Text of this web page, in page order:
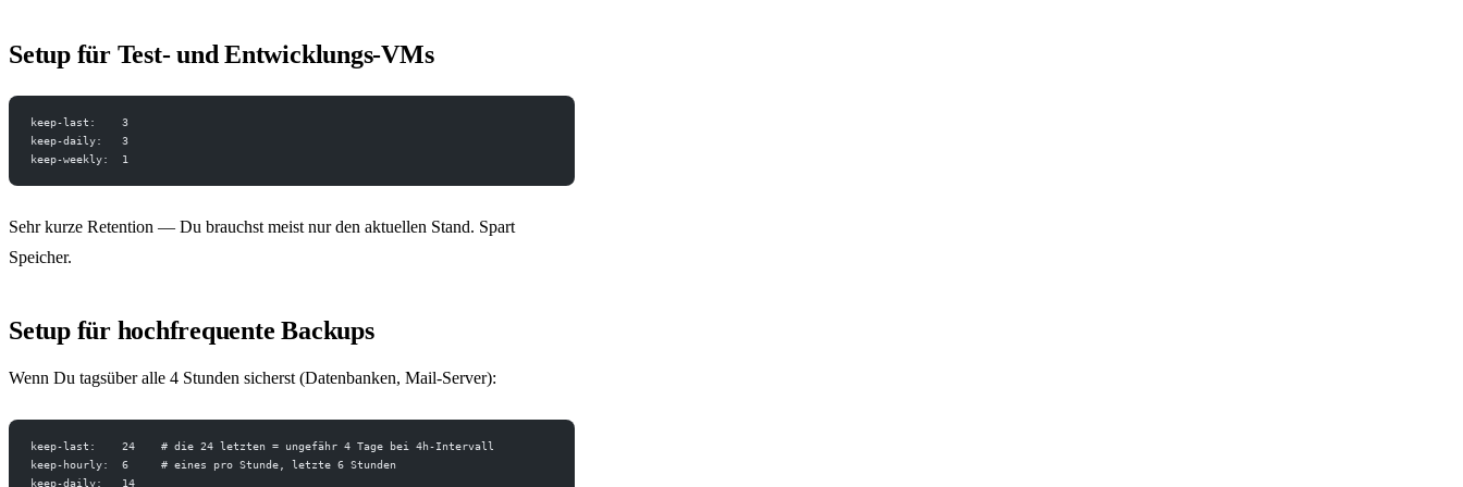
Setup für Test- und Entwicklungs-VMs
keep-last:    3
keep-daily:   3
keep-weekly:  1
Sehr kurze Retention — Du brauchst meist nur den aktuellen Stand. Spart
Speicher.
Setup für hochfrequente Backups
Wenn Du tagsüber alle 4 Stunden sicherst (Datenbanken, Mail-Server):
keep-last:    24    # die 24 letzten = ungefähr 4 Tage bei 4h-Intervall
keep-hourly:  6     # eines pro Stunde, letzte 6 Stunden
keep-daily:   14